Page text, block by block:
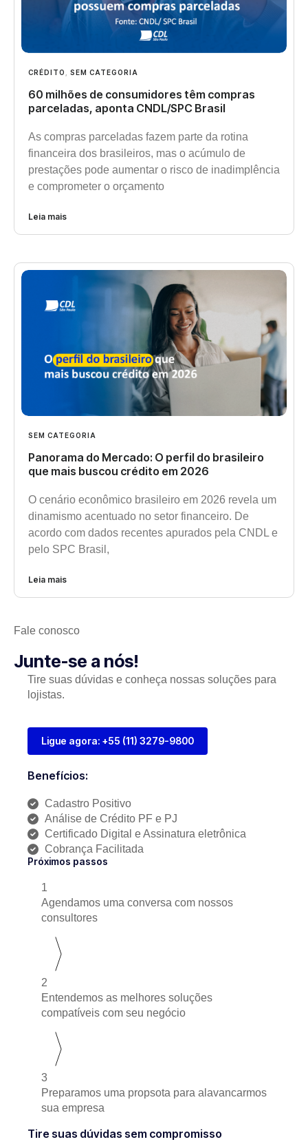
CRÉDITO SEM CATEGORIA
60 milhões de consumidores têm compras
parceladas, aponta CNDL/SPC Brasil
As compras parceladas fazem parte da rotina
financeira dos brasileiros, mas o acúmulo de
prestações pode aumentar o risco de inadimplência
e comprometer o orçamento
Leia mais
SEM CATEGORIA
Panorama do Mercado: O perfil do brasileiro
que mais buscou crédito em 2026
O cenário econômico brasileiro em 2026 revela um
dinamismo acentuado no setor financeiro. De
acordo com dados recentes apurados pela CNDL e
pelo SPC Brasil,
Leia mais
Fale conosco
Junte-se a nós!
Tire suas dúvidas e conheça nossas soluções para
lojistas.
Ligue agora: +55 (11) 3279-9800
Benefícios:
Cadastro Positivo
Análise de Crédito PF e PJ
Certificado Digital e Assinatura eletrônica
Cobrança Facilitada
Próximos passos
1
Agendamos uma conversa com nossos
consultores
2
Entendemos as melhores soluções
compatíveis com seu negócio
3
Preparamos uma propsota para alavancarmos
sua empresa
Tire suas dúvidas sem compromisso